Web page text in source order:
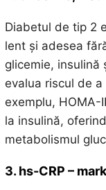
Diabetul de tip 2
lent și adesea
glicemie, insulină
evalua riscul de
exemplu,
la insulină,
metabolismul
3. hs-CRP –